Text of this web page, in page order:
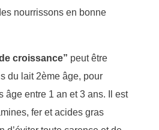
nourrissons en bonne
croissance” peut être
du lait 2ème âge, pour
âge entre 1 an et 3 ans. Il est
fer et acides gras